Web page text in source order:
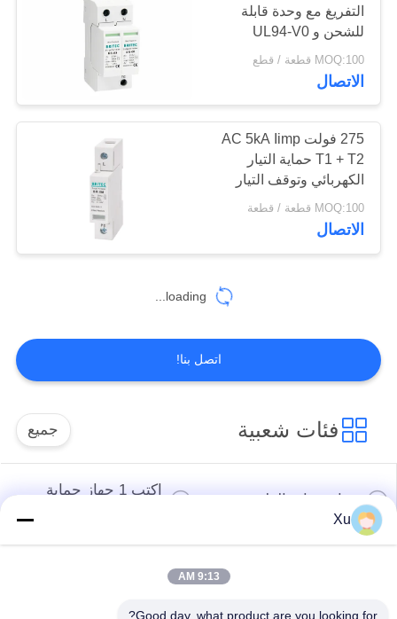
التفريغ مع وحدة قابلة
للشحن و UL94-V0
Thermoplastic لحماية
الطاقة المتغيرة
MOQ:100 قطعة / قطع
الاتصال
275 فولت AC 5kA Iimp
T1 + T2 حماية التيار
الكهربائي وتوقف التيار
الكهربائي لأنظمة الجهد
المنخفض
MOQ:100 قطعة / قطعة
الاتصال
loading...
اتصل بنا!
فئات شعبية جميع
جهاز حماية الطفرة
اكتب 1 جهاز حماية
Xu
9:13 AM
Good day, what product are you looking for?